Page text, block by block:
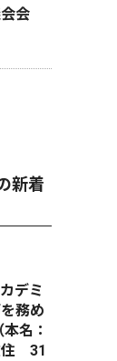
会
新着
デミ
務め
名：
住 31